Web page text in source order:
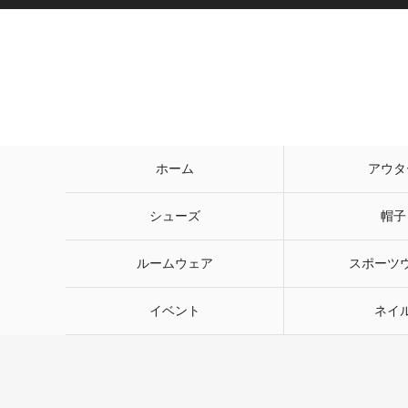
ホーム アウ
シューズ 帽子
ルームウェア スポーツ
イベント ネイ